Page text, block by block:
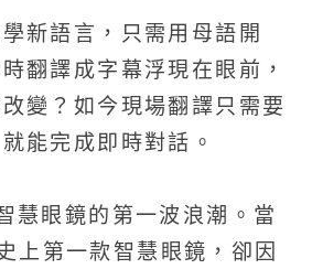
新語言，只需用母語開
翻譯成字幕浮現在眼前，
變？如今現場翻譯只需要
能完成即時對話。
慧眼鏡的第一波浪潮。當
上第一款智慧眼鏡，卻因